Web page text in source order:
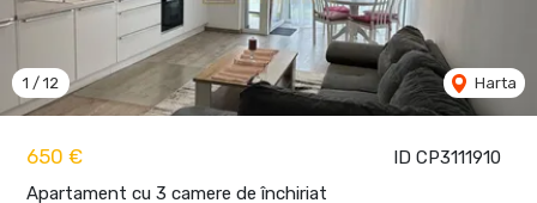
ID CP3111910
650 €
Apartament cu 3 camere de închiriat
1 / 12 Harta